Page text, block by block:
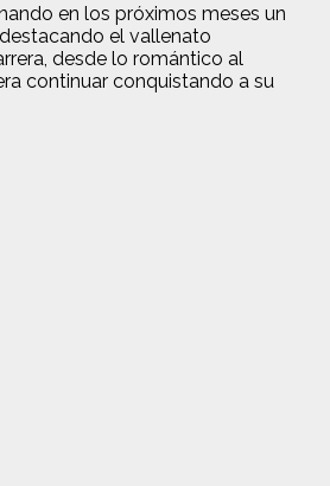
en los próximos meses un
el vallenato
desde lo romántico al
continuar conquistando a su